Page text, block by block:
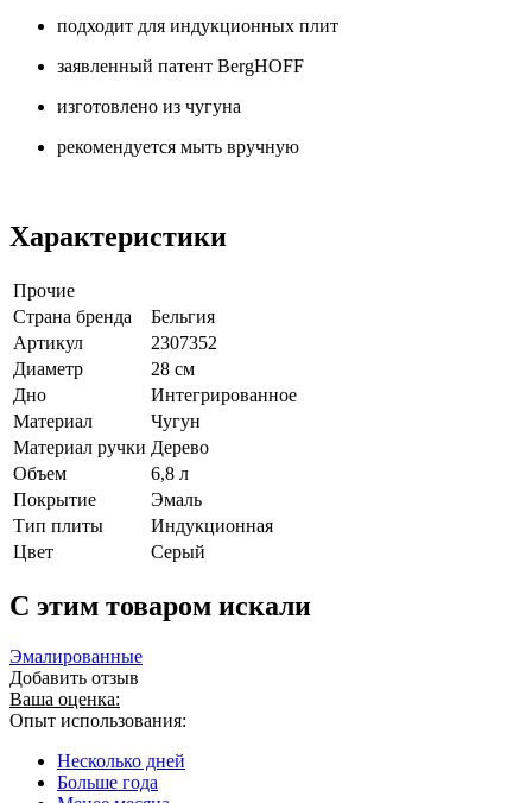
подходит для индукционных плит
заявленный патент BergHOFF
изготовлено из чугуна
рекомендуется мыть вручную
Характеристики
Прочие
Страна бренда
Бельгия
Артикул
2307352
Диаметр
28 см
Дно
Интегрированное
Материал
Чугун
Материал ручки Дерево
Объем
6,8 л
Покрытие
Эмаль
Тип плиты
Индукционная
Цвет
Серый
C этим товаром искали
Эмалированные
Добавить отзыв
Ваша оценка:
Опыт использования:
Несколько дней
Больше года